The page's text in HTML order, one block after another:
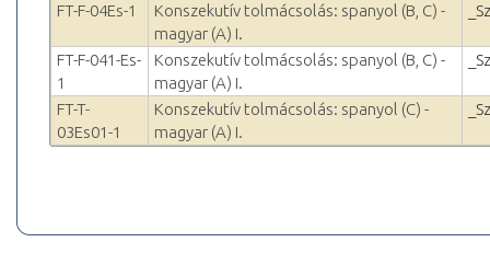
FT-F-04Es-1
Konszekutív tolmácsolás: spanyol (B, C) -
magyar (A) I.
FT-F-041-Es-
1
Konszekutív tolmácsolás: spanyol (B, C) -
magyar (A) I.
FT-T-
03Es01-1
Konszekutív tolmácsolás: spanyol (C) -
magyar (A) I.